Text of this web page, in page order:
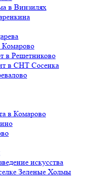
в Винзилях
Комарово
в Решетниково
в СНТ Сосенка
в Комарово
искусства
Зеленые Холмы